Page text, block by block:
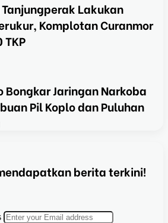
Lakukan
Komplotan Curanmor
TKP
Bongkar Jaringan Narkoba
Pil Koplo dan Puluhan
berita terkini!